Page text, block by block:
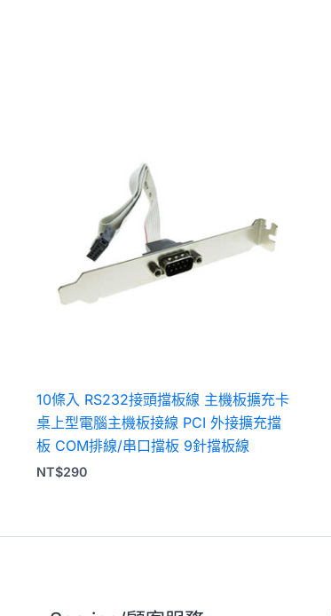
10條入 RS232接頭擋板線 主機板擴充卡
桌上型電腦主機板接線 PCI 外接擴充擋
板 COM排線/串口擋板 9針擋板線
NT$290